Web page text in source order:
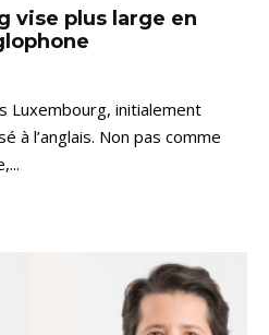
vise plus large en
Luxembourg, initialement
à l’anglais. Non pas comme